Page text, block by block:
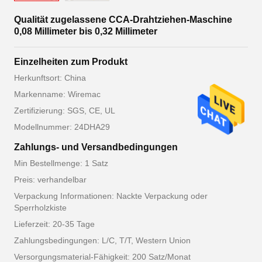
Qualität zugelassene CCA-Drahtziehen-Maschine
0,08 Millimeter bis 0,32 Millimeter
Einzelheiten zum Produkt
Herkunftsort: China
Markenname: Wiremac
Zertifizierung: SGS, CE, UL
Modellnummer: 24DHA29
Zahlungs- und Versandbedingungen
Min Bestellmenge: 1 Satz
Preis: verhandelbar
Verpackung Informationen: Nackte Verpackung oder
Sperrholzkiste
Lieferzeit: 20-35 Tage
Zahlungsbedingungen: L/C, T/T, Western Union
Versorgungsmaterial-Fähigkeit: 200 Satz/Monat